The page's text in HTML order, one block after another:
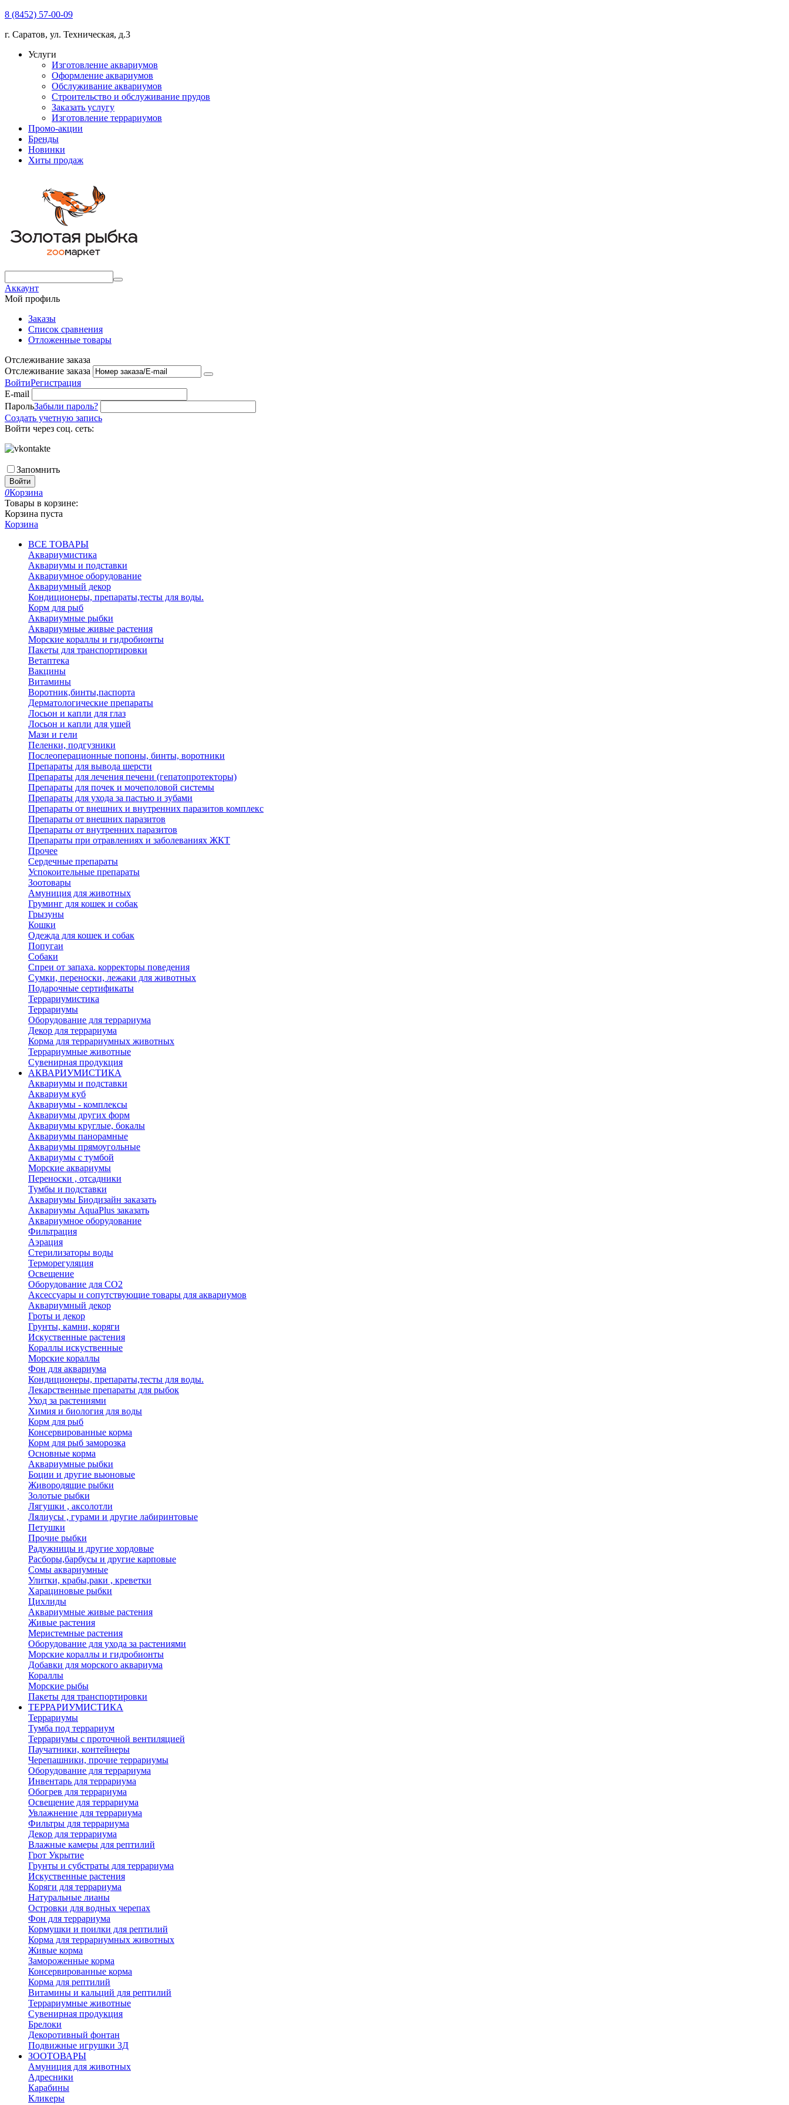
8 (8452) 57-00-09
г. Саратов, ул. Техническая, д.3
Услуги
Изготовление аквариумов
Оформление аквариумов
Обслуживание аквариумов
Строительство и обслуживание прудов
Заказать услугу
Изготовление террариумов
Промо-акции
Бренды
Новинки
Хиты продаж
Аккаунт
Мой профиль
Заказы
Список сравнения
Отложенные товары
Отслеживание заказа
Отслеживание заказа
ВойтиРегистрация
E-mail
ПарольЗабыли пароль?
Создать учетную запись
Войти через соц. сеть:
Запомнить
Войти
0Корзина
Товары в корзине:
Корзина пуста
Корзина
ВСЕ ТОВАРЫ
Аквариумистика
Аквариумы и подставки
Аквариумное оборудование
Аквариумный декор
Кондиционеры, препараты,тесты для воды.
Корм для рыб
Аквариумные рыбки
Аквариумные живые растения
Морские кораллы и гидробионты
Пакеты для транспортировки
Ветаптека
Вакцины
Витамины
Воротник,бинты,паспорта
Дерматологические препараты
Лосьон и капли для глаз
Лосьон и капли для ушей
Мази и гели
Пеленки, подгузники
Послеоперационные попоны, бинты, воротники
Препараты для вывода шерсти
Препараты для лечения печени (гепатопротекторы)
Препараты для почек и мочеполовой системы
Препараты для ухода за пастью и зубами
Препараты от внешних и внутренних паразитов комплекс
Препараты от внешних паразитов
Препараты от внутренних паразитов
Препараты при отравлениях и заболеваниях ЖКТ
Прочее
Сердечные препараты
Успокоительные препараты
Зоотовары
Амуниция для животных
Груминг для кошек и собак
Грызуны
Кошки
Одежда для кошек и собак
Попугаи
Собаки
Спреи от запаха. корректоры поведения
Сумки, переноски, лежаки для животных
Подарочные сертификаты
Террариумистика
Террариумы
Оборудование для террариума
Декор для террариума
Корма для террариумных животных
Террариумные животные
Сувенирная продукция
АКВАРИУМИСТИКА
Аквариумы и подставки
Аквариум куб
Аквариумы - комплексы
Аквариумы других форм
Аквариумы круглые, бокалы
Аквариумы панорамные
Аквариумы прямоугольные
Аквариумы с тумбой
Морские аквариумы
Переноски , отсадники
Тумбы и подставки
Аквариумы Биодизайн заказать
Аквариумы AquaPlus заказать
Аквариумное оборудование
Фильтрация
Аэрация
Стерилизаторы воды
Терморегуляция
Освещение
Оборудование для CO2
Аксессуары и сопутствующие товары для аквариумов
Аквариумный декор
Гроты и декор
Грунты, камни, коряги
Искуственные растения
Кораллы искуственные
Морские кораллы
Фон для аквариума
Кондиционеры, препараты,тесты для воды.
Лекарственные препараты для рыбок
Уход за растениями
Химия и биология для воды
Корм для рыб
Консервированные корма
Корм для рыб заморозка
Основные корма
Аквариумные рыбки
Боции и другие вьюновые
Живородящие рыбки
Золотые рыбки
Лягушки , аксолотли
Лялиусы , гурами и другие лабиринтовые
Петушки
Прочие рыбки
Радужницы и другие хордовые
Расборы,барбусы и другие карповые
Сомы аквариумные
Улитки, крабы,раки , креветки
Харациновые рыбки
Цихлиды
Аквариумные живые растения
Живые растения
Меристемные растения
Оборудование для ухода за растениями
Морские кораллы и гидробионты
Добавки для морского аквариума
Кораллы
Морские рыбы
Пакеты для транспортировки
ТЕРРАРИУМИСТИКА
Террариумы
Тумба под террариум
Террариумы с проточной вентиляцией
Паучатники, контейнеры
Черепашники, прочие террариумы
Оборудование для террариума
Инвентарь для террариума
Обогрев для террариума
Освещение для террариума
Увлажнение для террариума
Фильтры для террариума
Декор для террариума
Влажные камеры для рептилий
Грот Укрытие
Грунты и субстраты для террариума
Искуственные растения
Коряги для террариума
Натуральные лианы
Островки для водных черепах
Фон для террариума
Кормушки и поилки для рептилий
Корма для террариумных животных
Живые корма
Замороженные корма
Консервированные корма
Корма для рептилий
Витамины и кальций для рептилий
Террариумные животные
Сувенирная продукция
Брелоки
Декоротивный фонтан
Подвижные игрушки 3Д
ЗООТОВАРЫ
Амуниция для животных
Адресники
Карабины
Кликеры